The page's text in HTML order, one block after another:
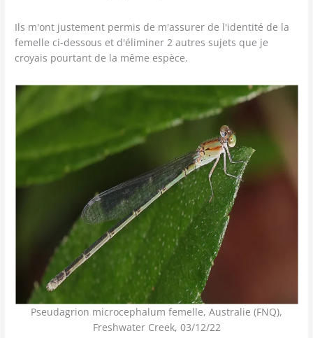
Ils m'ont justement permis de m'assurer de l'identité de la
femelle ci-dessous et d'éliminer 2 autres sujets que je
croyais pourtant de la même espèce.
Pseudagrion microcephalum femelle, Australie (FNQ),
Freshwater Creek, 03/12/22